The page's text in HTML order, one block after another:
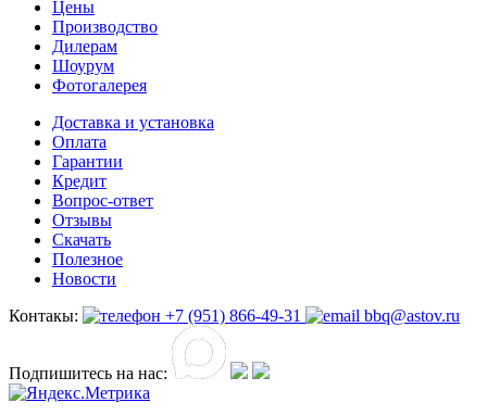
Цены
Производство
Дилерам
Шоурум
Фотогалерея
Доставка и установка
Оплата
Гарантии
Кредит
Вопрос-ответ
Отзывы
Скачать
Полезное
Новости
Контакы:
+7 (951) 866-49-31 bbq@astov.ru
Подпишитесь на нас: